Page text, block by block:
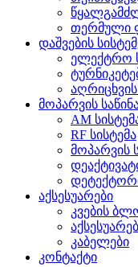
თერმული
დაშვების
ელექტრო
აღრიცხვის
მოპარვის
AM
RF სისტემა
მოპარვის
აქსესუარები
კვების
კაბელები
კონტაქტი